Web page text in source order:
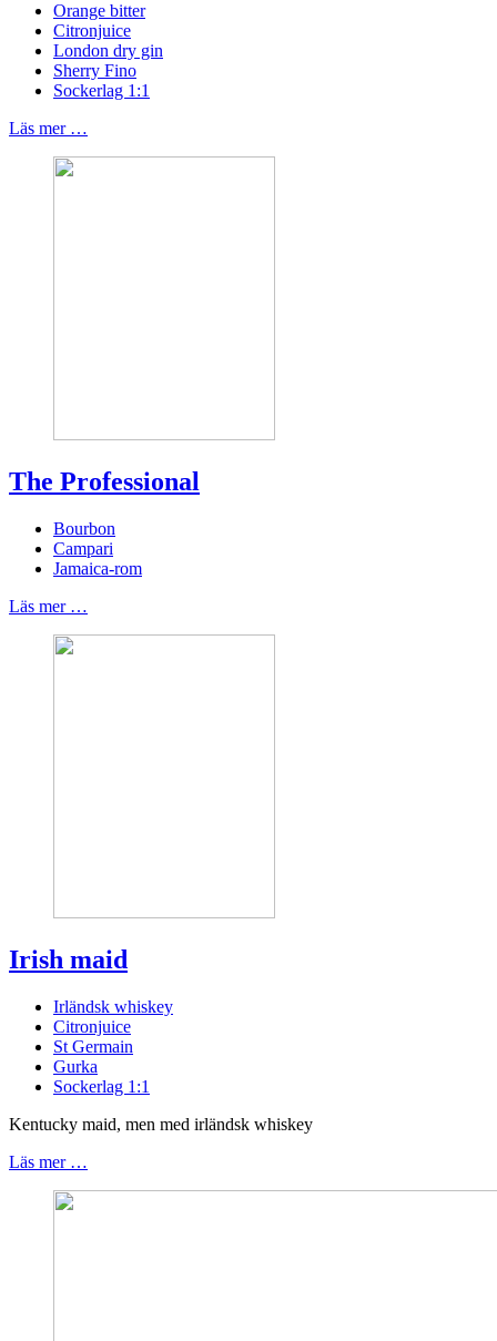
Orange bitter
Citronjuice
London dry gin
Sherry Fino
Sockerlag 1:1
Läs mer …
The Professional
Bourbon
Campari
Jamaica-rom
Läs mer …
Irish maid
Irländsk whiskey
Citronjuice
St Germain
Gurka
Sockerlag 1:1
Kentucky maid, men med irländsk whiskey
Läs mer …